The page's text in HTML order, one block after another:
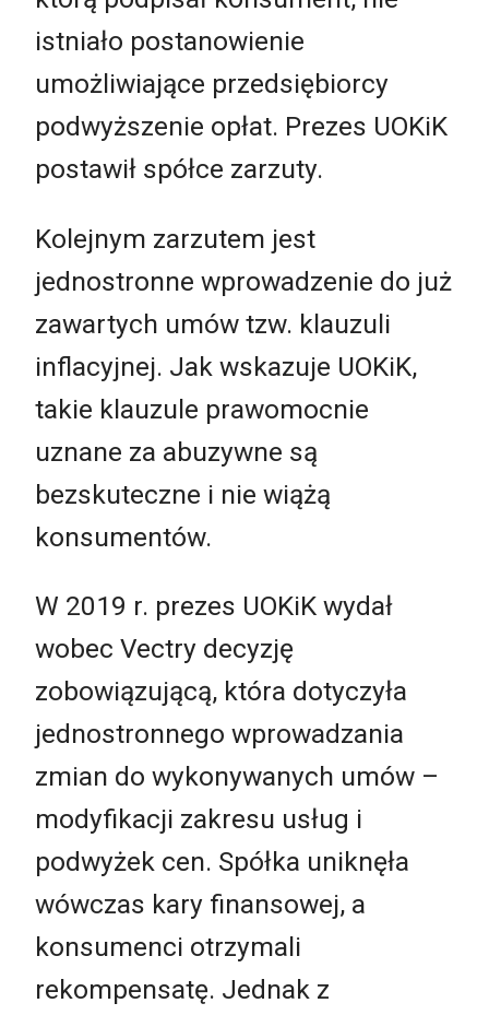
istniało postanowienie
umożliwiające przedsiębiorcy
podwyższenie opłat. Prezes UOKiK
postawił spółce zarzuty.
Kolejnym zarzutem jest
jednostronne wprowadzenie do już
zawartych umów tzw. klauzuli
inflacyjnej. Jak wskazuje UOKiK,
takie klauzule prawomocnie
uznane za abuzywne są
bezskuteczne i nie wiążą
konsumentów.
W 2019 r. prezes UOKiK wydał
wobec Vectry decyzję
zobowiązującą, która dotyczyła
jednostronnego wprowadzania
zmian do wykonywanych umów –
modyfikacji zakresu usług i
podwyżek cen. Spółka uniknęła
wówczas kary finansowej, a
konsumenci otrzymali
rekompensatę. Jednak z